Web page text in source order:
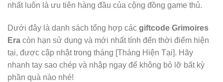
nhất luôn là ưu tiên hàng đầu của cộng đồng game thủ.
Dưới đây là danh sách tổng hợp các giftcode Grimoires
Era còn hạn sử dụng và mới nhất tính đến thời điểm hiện
tại, được cập nhật trong tháng [Tháng Hiện Tại]. Hãy
nhanh tay sao chép và nhập ngay để không bỏ lỡ bất kỳ
phần quà nào nhé!